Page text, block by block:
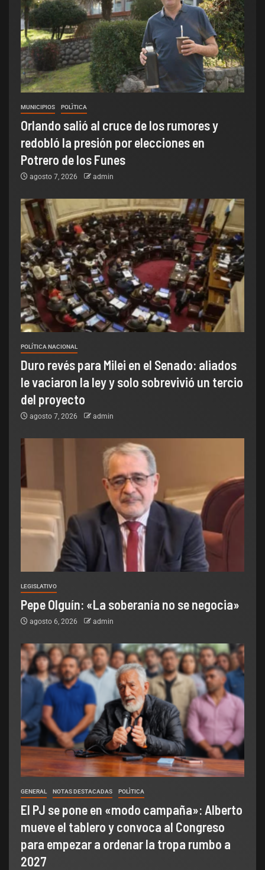
MUNICIPIOS POLÌTICA
Orlando salió al cruce de los rumores y
redobló la presión por elecciones en
Potrero de los Funes
agosto 7, 2026 admin
POLÍTICA NACIONAL
Duro revés para Milei en el Senado: aliados
le vaciaron la ley y solo sobrevivió un tercio
del proyecto
agosto 7, 2026 admin
LEGISLATIVO
Pepe Olguín: «La soberanía no se negocia»
agosto 6, 2026 admin
GENERAL NOTAS DESTACADAS POLÌTICA
El PJ se pone en «modo campaña»: Alberto
mueve el tablero y convoca al Congreso
para empezar a ordenar la tropa rumbo a
2027